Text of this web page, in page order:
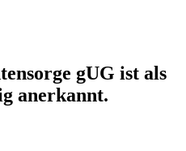
gUG ist als
anerkannt.